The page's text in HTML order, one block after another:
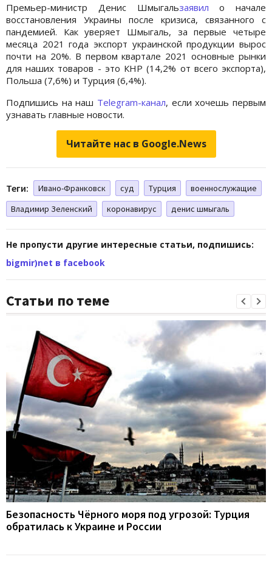
Премьер-министр Денис Шмыгальзаявил о начале
восстановления Украины после кризиса, связанного с
пандемией. Как уверяет Шмыгаль, за первые четыре
месяца 2021 года экспорт украинской продукции вырос
почти на 20%. В первом квартале 2021 основные рынки
для наших товаров - это КНР (14,2% от всего экспорта),
Польша (7,6%) и Турция (6,4%).
Подпишись на наш Telegram-канал, если хочешь первым
узнавать главные новости.
Читайте нас в Google.News
Теги: Ивано-Франковск суд Турция
военнослужащие
Владимир Зеленский
коронавирус денис шмыгаль
Не пропусти другие интересные статьи, подпишись:
bigmir)net в facebook
Статьи по теме
Безопасность Чёрного моря под угрозой: Турция
обратилась к Украине и России